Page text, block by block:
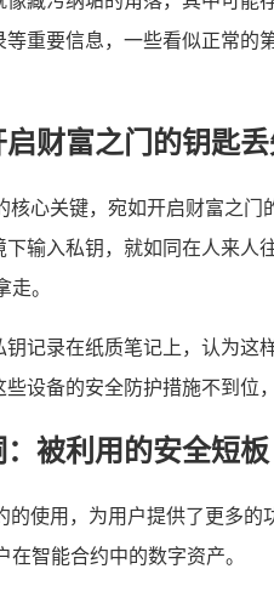
重要信息，一些看似正常的
财富之门的钥匙
核心关键，宛如开启财富之
输入私钥，就如同在人来
。
钥记录在纸质笔记上，认为这
设备的安全防护措施不到位
被利用的安全短板
的使用，为用户提供了更多
智能合约中的数字资产。